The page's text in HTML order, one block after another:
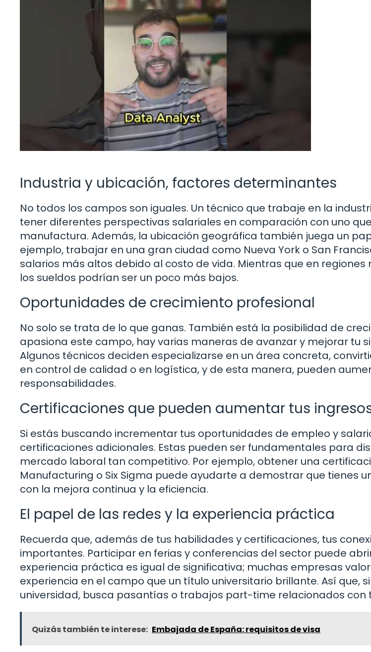
Industria y ubicación, factores determinantes
No todos los campos son iguales. Un técnico que trabaje en la
tener diferentes perspectivas salariales en comparación con uno
manufactura. Además, la ubicación geográfica también juega un
ejemplo, trabajar en una gran ciudad como Nueva York o San
salarios más altos debido al costo de vida. Mientras que en regiones
los sueldos podrían ser un poco más bajos.
Oportunidades de crecimiento profesional
No solo se trata de lo que ganas. También está la posibilidad de
apasiona este campo, hay varias maneras de avanzar y mejorar tu
Algunos técnicos deciden especializarse en un área concreta,
en control de calidad o en logística, y de esta manera, pueden
responsabilidades.
Certificaciones que pueden aumentar tus
Si estás buscando incrementar tus oportunidades de empleo y
certificaciones adicionales. Estas pueden ser fundamentales para
mercado laboral tan competitivo. Por ejemplo, obtener una
Manufacturing o Six Sigma puede ayudarte a demostrar que tienes
con la mejora continua y la eficiencia.
El papel de las redes y la experiencia práctica
Recuerda que, además de tus habilidades y certificaciones, tus
importantes. Participar en ferias y conferencias del sector puede
experiencia práctica es igual de significativa; muchas empresas
experiencia en el campo que un título universitario brillante. Así que,
universidad, busca pasantías o trabajos part-time relacionados con
Quizás también te interese: Embajada de España: requisitos de visa